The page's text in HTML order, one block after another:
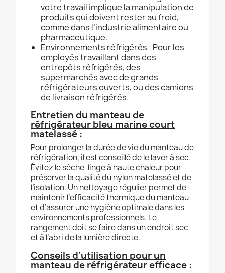
votre travail implique la manipulation de
produits qui doivent rester au froid,
comme dans l’industrie alimentaire ou
pharmaceutique.
Environnements réfrigérés : Pour les
employés travaillant dans des
entrepôts réfrigérés, des
supermarchés avec de grands
réfrigérateurs ouverts, ou des camions
de livraison réfrigérés.
Entretien du manteau de
réfrigérateur bleu marine court
matelassé :
Pour prolonger la durée de vie du manteau de
réfrigération, il est conseillé de le laver à sec.
Évitez le sèche-linge à haute chaleur pour
préserver la qualité du nylon matelassé et de
l’isolation. Un nettoyage régulier permet de
maintenir l’efficacité thermique du manteau
et d’assurer une hygiène optimale dans les
environnements professionnels. Le
rangement doit se faire dans un endroit sec
et à l’abri de la lumière directe.
Conseils d’utilisation pour un
manteau de réfrigérateur efficace :